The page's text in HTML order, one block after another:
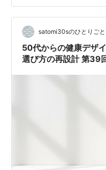
うになるものなのでしょ
まくいかないのは “自然
スピードを他人と比べな
したいと思います。 新し
から始まる 先月…
satomi30sのひとりごと
50代からの健康デザ
選び方の再設計 第39